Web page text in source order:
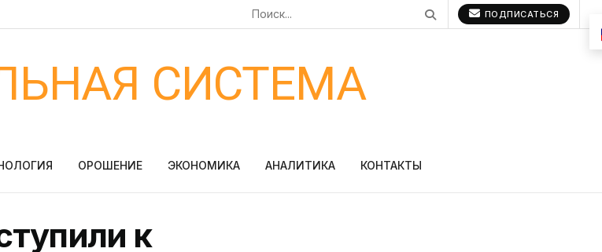
ПОДПИСАТЬСЯ
СИСТЕМА
ОРОШЕНИЕ ЭКОНОМИКА АНАЛИТИКА КОНТАКТЫ
к